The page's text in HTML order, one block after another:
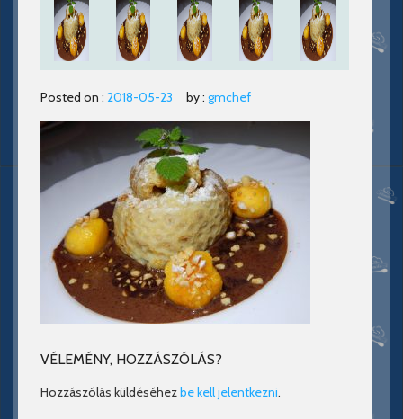
Posted on : 2018-05-23 by : gmchef
VÉLEMÉNY, HOZZÁSZÓLÁS?
Hozzászólás küldéséhezbe kell jelentkezni.